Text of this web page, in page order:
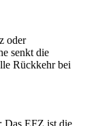
oder
senkt die
Rückkehr bei
Das EFZ ist die